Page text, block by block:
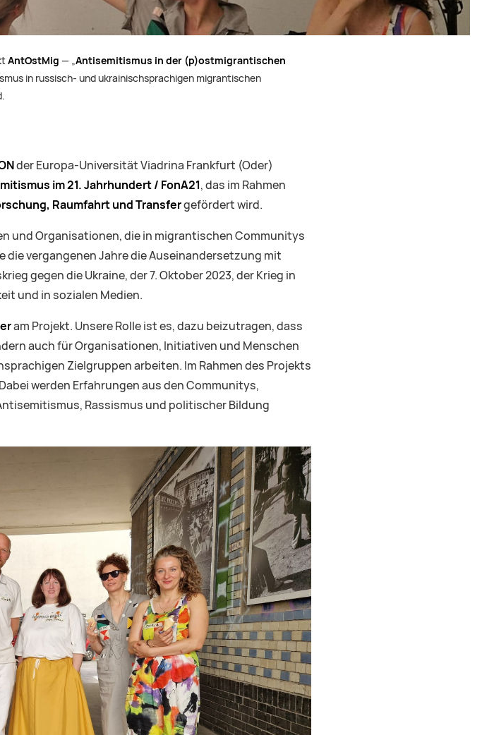
AntOstMig — „Antisemitismus in der (p)ostmigrantischen
in russisch- und ukrainischsprachigen migrantischen
der Europa-Universität Viadrina Frankfurt (Oder)
im 21. Jahrhundert / FonA21, das im Rahmen
Raumfahrt und Transfergefördert wird.
und Organisationen, die in migrantischen Communitys
die vergangenen Jahre die Auseinandersetzung mit
gegen die Ukraine, der 7. Oktober 2023, der Krieg in
und in sozialen Medien.
am Projekt. Unsere Rolle ist es, dazu beizutragen, dass
auch für Organisationen, Initiativen und Menschen
Zielgruppen arbeiten. Im Rahmen des Projekts
werden Erfahrungen aus den Communitys,
Rassismus und politischer Bildung